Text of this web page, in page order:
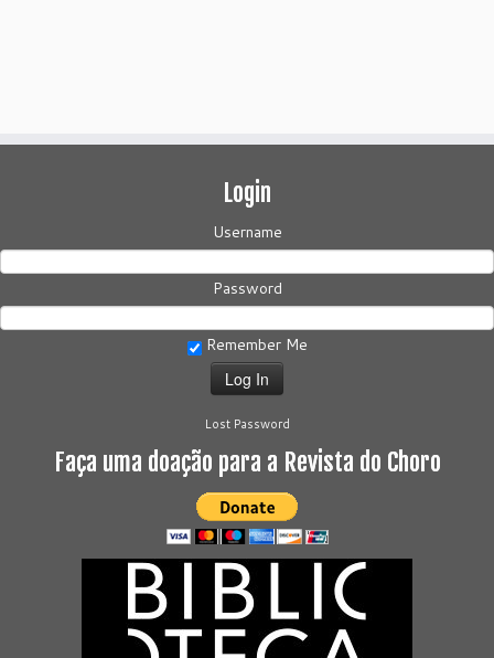
Login
Username
Password
Remember Me
Lost Password
Faça uma doação para a Revista do Choro